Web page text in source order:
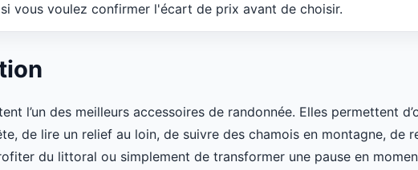
vous voulez confirmer l'écart de prix avant de choisir.
l’un des meilleurs accessoires de randonnée. Elles permettent
de lire un relief au loin, de suivre des chamois en montagne, de
du littoral ou simplement de transformer une pause en